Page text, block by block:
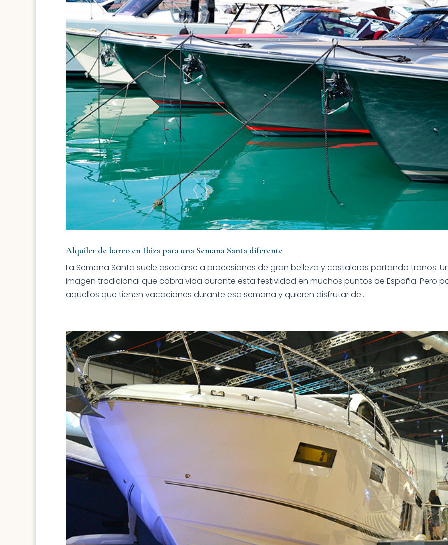
Alquiler de barco en Ibiza para una Semana Santa diferente
La Semana Santa suele asociarse a procesiones de gran belleza y costaleros portando tronos.
imagen tradicional que cobra vida durante esta festividad en muchos puntos de España. Pero
aquellos que tienen vacaciones durante esa semana y quieren disfrutar de...